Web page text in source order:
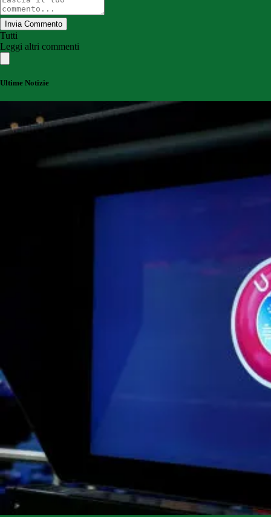
Invia Commento
Tutti
Leggi altri commenti
Ultime Notizie